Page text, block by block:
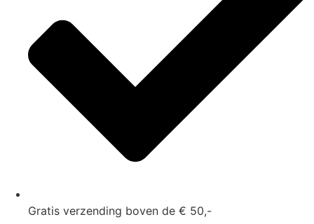
Gratis verzending boven de € 50,-